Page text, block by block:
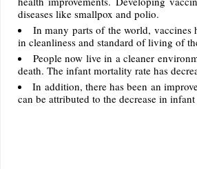
diseases like smallpox and polio.
In many parts of the world, vaccines
in cleanliness and standard of living of
People now live in a cleaner
death. The infant mortality rate has
In addition, there has been an
can be attributed to the decrease in